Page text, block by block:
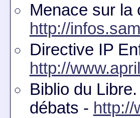
Menace sur la
http://
Directive IP
http://
Biblio du
débats -